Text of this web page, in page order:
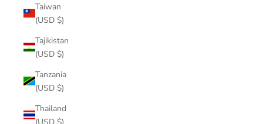
Taiwan
(USD $)
Tajikistan
(USD $)
Tanzania
(USD $)
Thailand